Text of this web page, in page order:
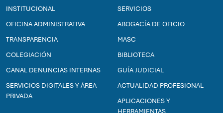
INSTITUCIONAL
OFICINA ADMINISTRATIVA
TRANSPARENCIA
COLEGIACIÓN
CANAL DENUNCIAS INTERNAS
SERVICIOS DIGITALES Y ÁREA
PRIVADA
SERVICIOS
ABOGACÍA DE OFICIO
MASC
BIBLIOTECA
GUÍA JUDICIAL
ACTUALIDAD PROFESIONAL
APLICACIONES Y
HERRAMIENTAS